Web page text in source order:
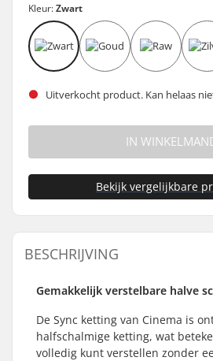
Kleur:Zwart
Uitverkocht product. Kan helaas
IN
Bekijk vergelijkbare
BESCHRIJVING
Gemakkelijk verstelbare halve
De Sync ketting van Cinema is
halfschalmige ketting, wat
volledig kunt verstellen zonder